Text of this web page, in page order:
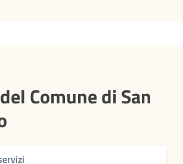
Comune di San